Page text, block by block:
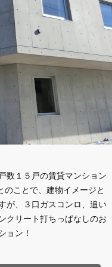
数１５戸の賃貸マンション
ことで、建物イメージと
が、３口ガスコンロ、追い
クリート打ちっぱなしのお
ョン！